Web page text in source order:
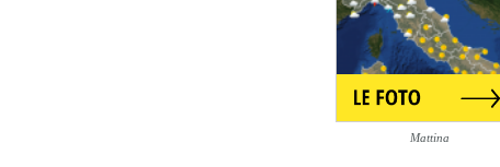
Mattina